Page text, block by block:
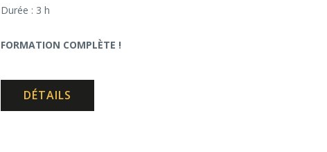
Durée : 3 h
FORMATION COMPLÈTE !
DÉTAILS